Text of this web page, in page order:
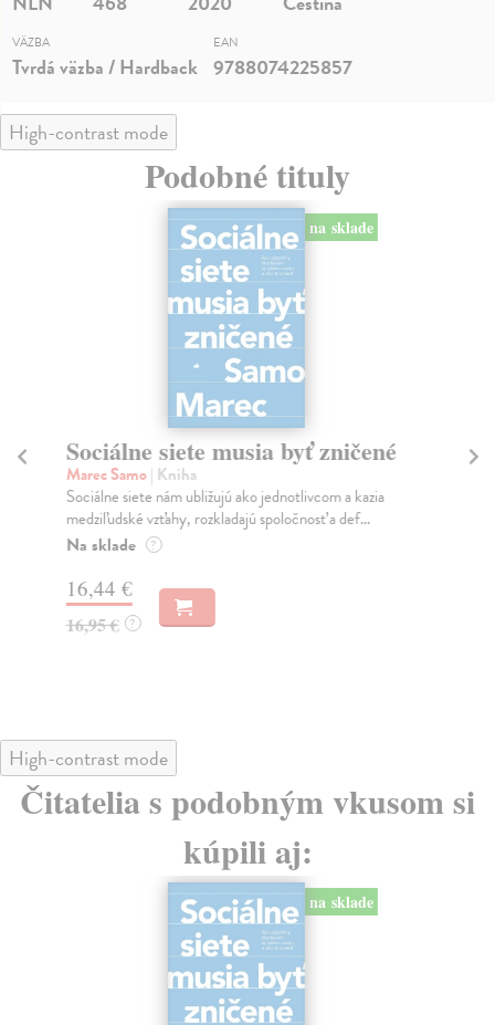
VÄZBA
Tvrdá väzba / Hardback
EAN
9788074225857
High-contrast mode
Podobné tituly
na sklade
Sociálne siete musia byť zničené
Marec Samo| Kniha
Sociálne siete nám ubližujú ako jednotlivcom a kazia
medziľudské vzťahy, rozkladajú spoločnosť a def...
Na sklade ?
16,44 €
16,95 € ?
High-contrast mode
Čitatelia s podobným vkusom si
kúpili aj:
na sklade